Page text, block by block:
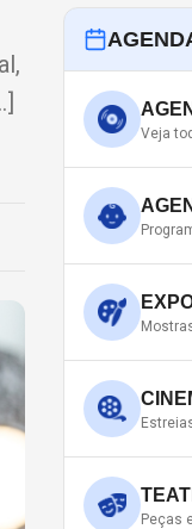
Veja
Peças